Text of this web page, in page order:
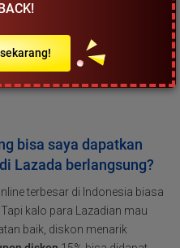
sudah ada pre-sale.
dengan kode voucher
ongkir. Download aplikasi
mendapat potongan diskon
bisa saya dapatkan
Lazada berlangsung?
terbesar di Indonesia biasa
kalo para Lazadian mau
baik, diskon menarik